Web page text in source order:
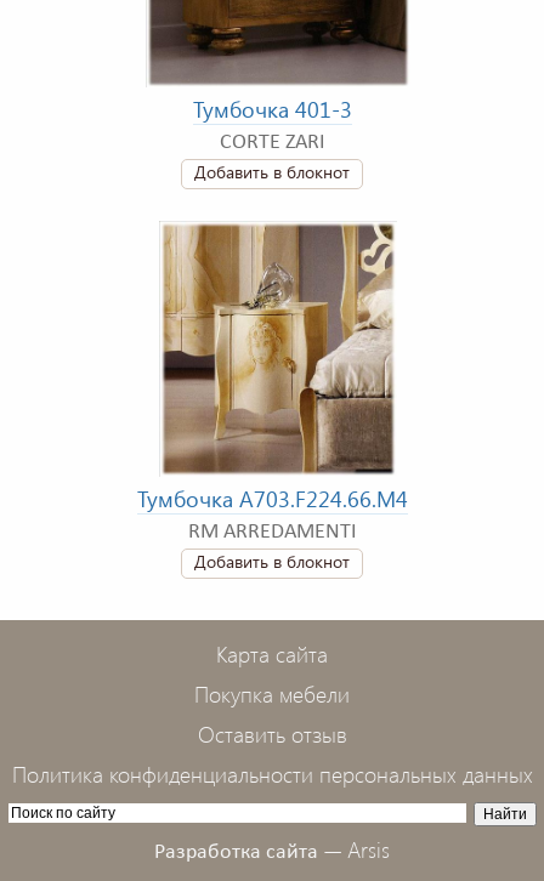
Тумбочка 401-3
CORTE ZARI
Добавить в блокнот
Тумбочка A703.F224.66.M4
RM ARREDAMENTI
Добавить в блокнот
Карта сайта
Покупка мебели
Оставить отзыв
Политика конфиденциальности персональных данных
Разработка сайта — Arsis